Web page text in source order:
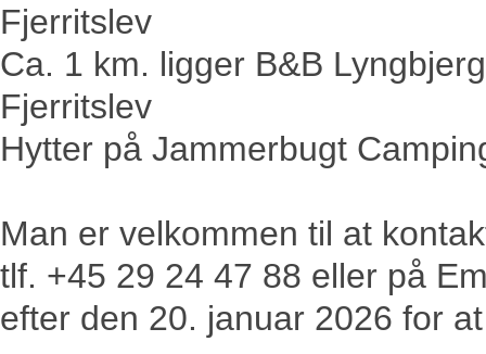
Fjerritslev
Ca. 1 km. ligger B&B
Fjerritslev
Hytter på Jammerbugt
Man er velkommen til at
tlf. +45 29 24 47 88 eller på
efter den 20. januar 2026 for